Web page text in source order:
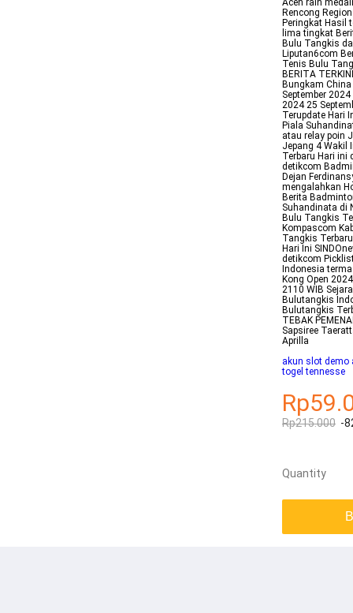
Aceh raih
Rencong
Peringkat Hasil
lima tingkat
Bulu Tangkis
Liputan6com
Tenis Bulu
BERITA
Bungkam
September
2024 25
Terupdate Hari
Piala
atau relay poin
Jepang 4 Wakil
Terbaru Hari
detikcom
Dejan
mengalahkan
Berita
Suhandinata di
Bulu Tangkis
Kompascom
Tangkis
Hari Ini
detikcom
Indonesia
Kong Open
2110 WIB
Bulutangkis
Bulutangkis
TEBAK
Sapsiree
Aprilla
akun slot demo
togel tennesse
Rp215.000 -
Quantity